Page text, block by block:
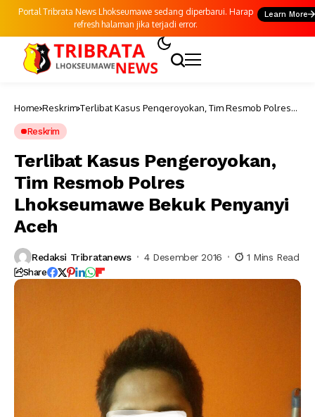
Portal Tribrata News Lhokseumawe sedang diperbarui. Harap
refresh halaman jika terjadi error.
Learn More
Home Reskrim Terlibat Kasus Pengeroyokan, Tim Resmob Polres
Reskrim
Terlibat Kasus Pengeroyokan,
Tim Resmob Polres
Lhokseumawe Bekuk Penyanyi
Aceh
Redaksi Tribratanews 4 Desember 2016 1 Mins Read
Share